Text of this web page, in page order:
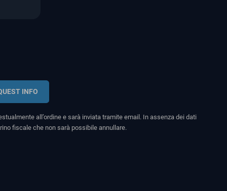
INFO
all’ordine e sarà inviata tramite email. In assenza dei dati
fiscale che non sarà possibile annullare.